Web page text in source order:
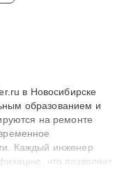
в Новосибирске
образованием и
на ремонте
Каждый инженер
что позволяет